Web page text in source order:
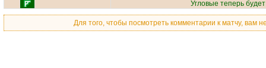
Угловые теперь
Для того, чтобы посмотреть комментарии к матчу, вам